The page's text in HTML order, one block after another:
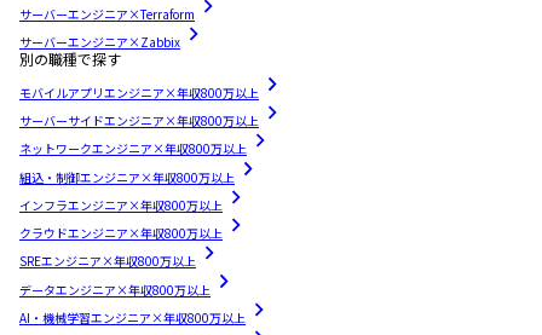
サーバーエンジニア×Terraform
サーバーエンジニア×Zabbix
別の職種で探す
モバイルアプリエンジニア×年収800万以上
サーバーサイドエンジニア×年収800万以上
ネットワークエンジニア×年収800万以上
組込・制御エンジニア×年収800万以上
インフラエンジニア×年収800万以上
クラウドエンジニア×年収800万以上
SREエンジニア×年収800万以上
データエンジニア×年収800万以上
AI・機械学習エンジニア×年収800万以上